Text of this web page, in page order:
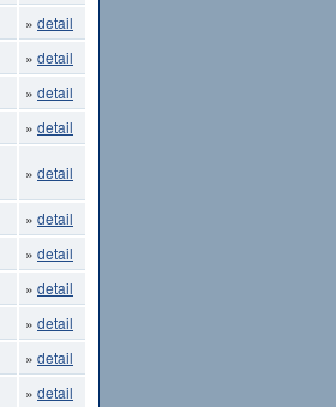
» detail
» detail
» detail
» detail
» detail
» detail
» detail
» detail
» detail
» detail
» detail